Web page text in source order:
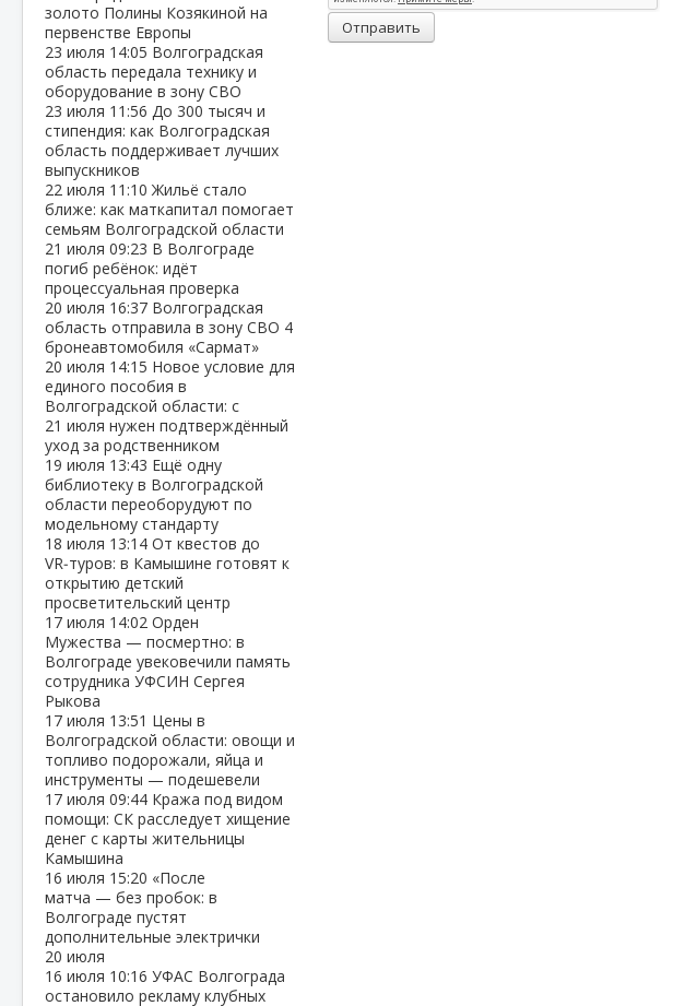
золото Полины Козякиной на
первенстве Европы
23 июля 14:05 Волгоградская
область передала технику и
оборудование в зону СВО
23 июля 11:56 До 300 тысяч и
стипендия: как Волгоградская
область поддерживает лучших
выпускников
22 июля 11:10Жильё стало
ближе: как маткапитал помогает
семьям Волгоградской области
21 июля 09:23 В Волгограде
погиб ребёнок: идёт
процессуальная проверка
20 июля 16:37 Волгоградская
область отправила в зону СВО 4
бронеавтомобиля «Сармат»
20 июля 14:15 Новое условие для
единого пособия в
Волгоградской области: с
21 июля нужен подтверждённый
уход за родственником
19 июля 13:43 Ещё одну
библиотеку в Волгоградской
области переоборудуют по
модельному стандарту
18 июля 13:14 От квестов до
VR‑туров: в Камышине готовят к
открытию детский
просветительский центр
17 июля 14:02 Орден
Мужества — посмертно: в
Волгограде увековечили память
сотрудника УФСИН Сергея
Рыкова
17 июля 13:51 Цены в
Волгоградской области: овощи и
топливо подорожали, яйца и
инструменты — подешевели
17 июля 09:44 Кража под видом
помощи: СК расследует хищение
денег с карты жительницы
Камышина
16 июля 15:20 «После
матча — без пробок: в
Волгограде пустят
дополнительные электрички
20 июля
16 июля 10:16 УФАС Волгограда
остановило рекламу клубных
Отправить